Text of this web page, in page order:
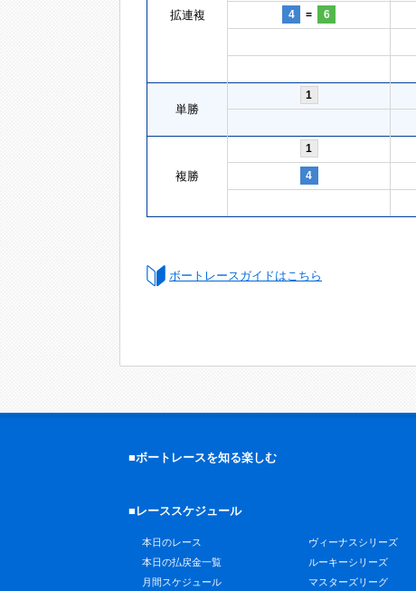
拡連複 4 = 6
単勝
1
複勝
1
4
ボートレースガイドはこちら
■ボートレースを知る楽しむ
■レーススケジュール
本日のレース
本日の払戻金一覧
月間スケジュール
ヴィーナスシリーズ
ルーキーシリーズ
マスターズリーグ